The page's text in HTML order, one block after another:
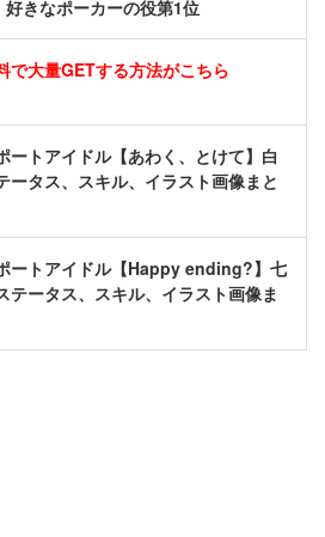
きなポーカーの役第1位
で大量GETする方法がこちら
ートアイドル【あわく、とけて】白
ータス、スキル、イラスト画像まと
ートアイドル【Happy ending?】七
テータス、スキル、イラスト画像ま